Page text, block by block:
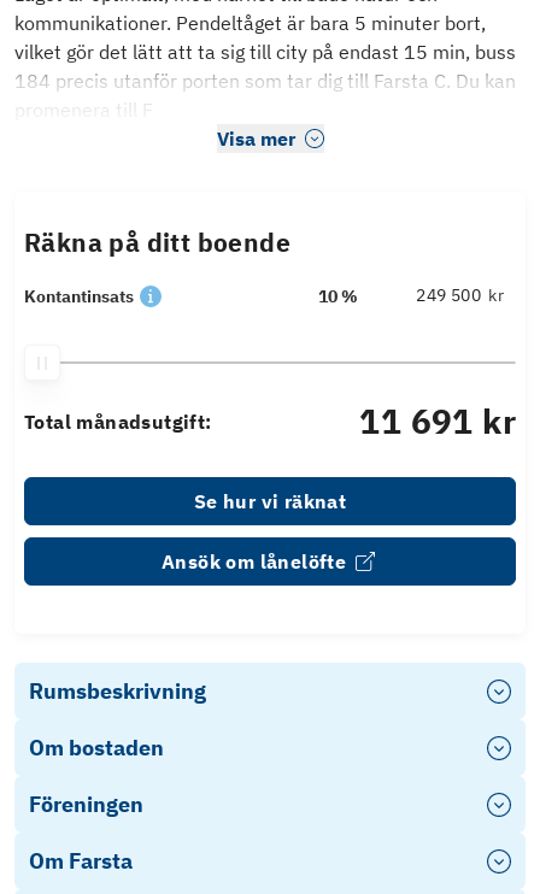
kommunikationer. Pendeltåget är bara 5 minuter bort,
vilket gör det lätt att ta sig till city på endast 15 min, buss
184 precis utanför porten som tar dig till Farsta C. Du kan
promenera till F
Visa mer
Räkna på ditt boende
Kontantinsats 10 % kr
Total månadsutgift: 11 691 kr
Se hur vi räknat
Ansök om lånelöfte
Rumsbeskrivning
Om bostaden
Föreningen
Om Farsta